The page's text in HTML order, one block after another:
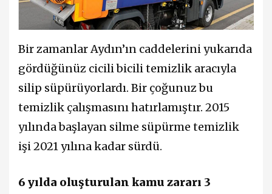
Bir zamanlar Aydın’ın caddelerini yukarıda
gördüğünüz cicili bicili temizlik aracıyla
silip süpürüyorlardı. Bir çoğunuz bu
temizlik çalışmasını hatırlamıştır. 2015
yılında başlayan silme süpürme temizlik
işi 2021 yılına kadar sürdü.
6 yılda oluşturulan kamu zararı 3